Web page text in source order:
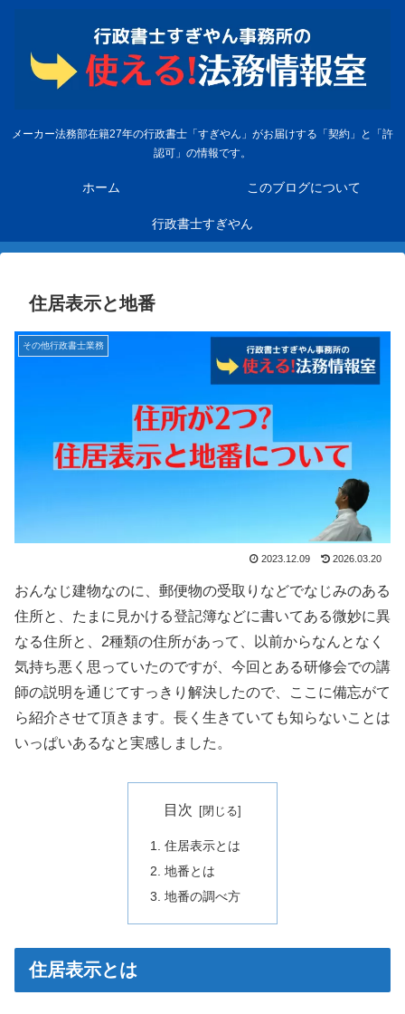
メーカー法務部在籍27年の行政書士「すぎやん」がお届けする「契約」と「許
認可」の情報です。
ホーム このブログについて
行政書士すぎやん
住居表示と地番
その他行政書士業務
2023.12.09 2026.03.20
おんなじ建物なのに、郵便物の受取りなどでなじみのある
住所と、たまに見かける登記簿などに書いてある微妙に異
なる住所と、2種類の住所があって、以前からなんとなく
気持ち悪く思っていたのですが、今回とある研修会での講
師の説明を通じてすっきり解決したので、ここに備忘がて
ら紹介させて頂きます。長く生きていても知らないことは
いっぱいあるなと実感しました。
目次
住居表示とは
地番とは
地番の調べ方
住居表示とは